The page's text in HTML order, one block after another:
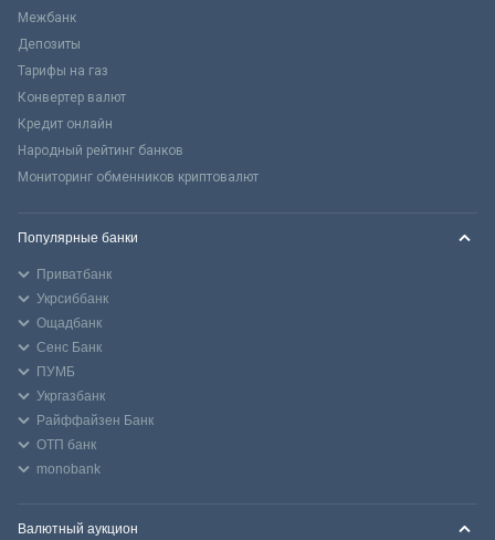
Межбанк
Депозиты
Тарифы на газ
Конвертер валют
Кредит онлайн
Народный рейтинг банков
Мониторинг обменников криптовалют
Популярные банки
Приватбанк
Укрсиббанк
Ощадбанк
Сенс Банк
ПУМБ
Укргазбанк
Райффайзен Банк
ОТП банк
monobank
Валютный аукцион